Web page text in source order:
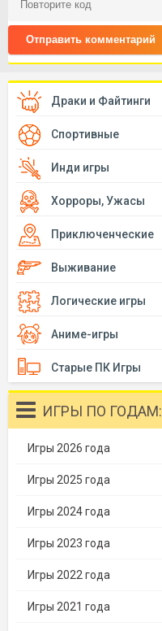
Отправить комментарий
Драки и Файтинги
Спортивные
Инди игры
Хорроры, Ужасы
Приключенческие
Выживание
Логические игры
Аниме-игры
Старые ПК Игры
ИГРЫ ПО ГОДАМ:
Игры 2026 года
Игры 2025 года
Игры 2024 года
Игры 2023 года
Игры 2022 года
Игры 2021 года